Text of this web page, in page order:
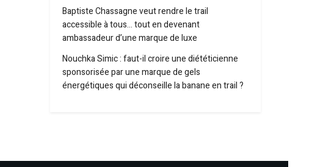
Baptiste Chassagne veut rendre le trail
accessible à tous… tout en devenant
ambassadeur d’une marque de luxe
Nouchka Simic : faut-il croire une diététicienne
sponsorisée par une marque de gels
énergétiques qui déconseille la banane en trail ?